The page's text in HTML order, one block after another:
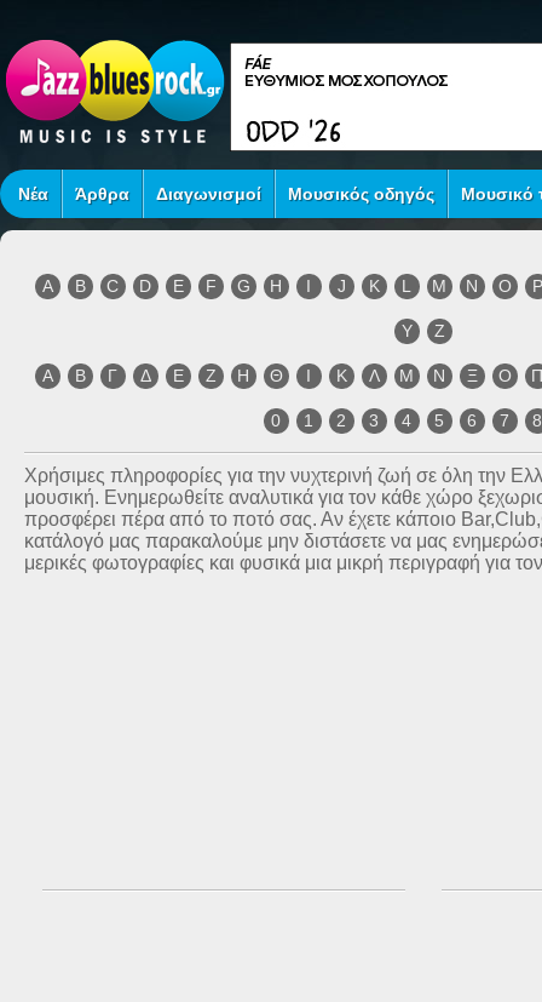
Νέα Άρθρα Διαγωνισμοί Μουσικός οδηγός Μουσικό
A B C D E F G H I J K L M N O P
Y Z
Α Β Γ Δ Ε Ζ Η Θ Ι Κ Λ Μ Ν Ξ Ο
0 1 2 3 4 5 6 7 8
Χρήσιμες πληροφορίες για την νυχτερινή ζωή σε όλη την
μουσική. Ενημερωθείτε αναλυτικά για τον κάθε χώρο
προσφέρει πέρα από το ποτό σας. Αν έχετε κάποιο
κατάλογό μας παρακαλούμε μην διστάσετε να μας
μερικές φωτογραφίες και φυσικά μια μικρή περιγραφή για